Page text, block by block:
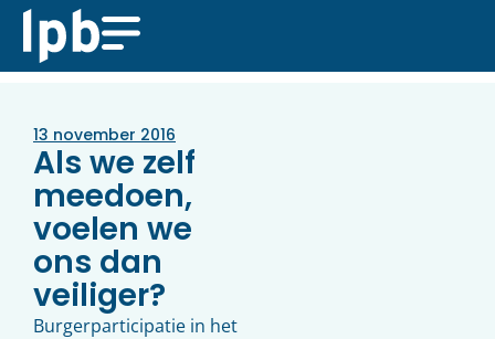
13 november 2016
Als we zelf
meedoen,
voelen we
ons dan
veiliger?
Burgerparticipatie in het